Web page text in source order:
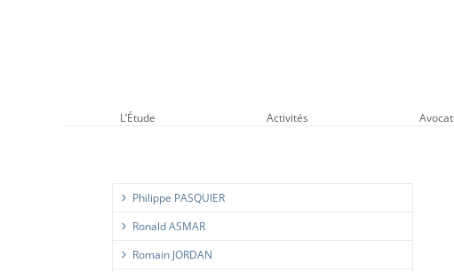
L’Étude Activités
Philippe PASQUIER
Ronald ASMAR
Romain JORDAN